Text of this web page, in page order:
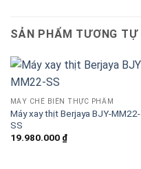
SẢN PHẨM TƯƠNG TỰ
MÁY CHẾ BIẾN THỰC PHẨM
Máy xay thịt Berjaya BJY-MM22-
SS
19.980.000 ₫